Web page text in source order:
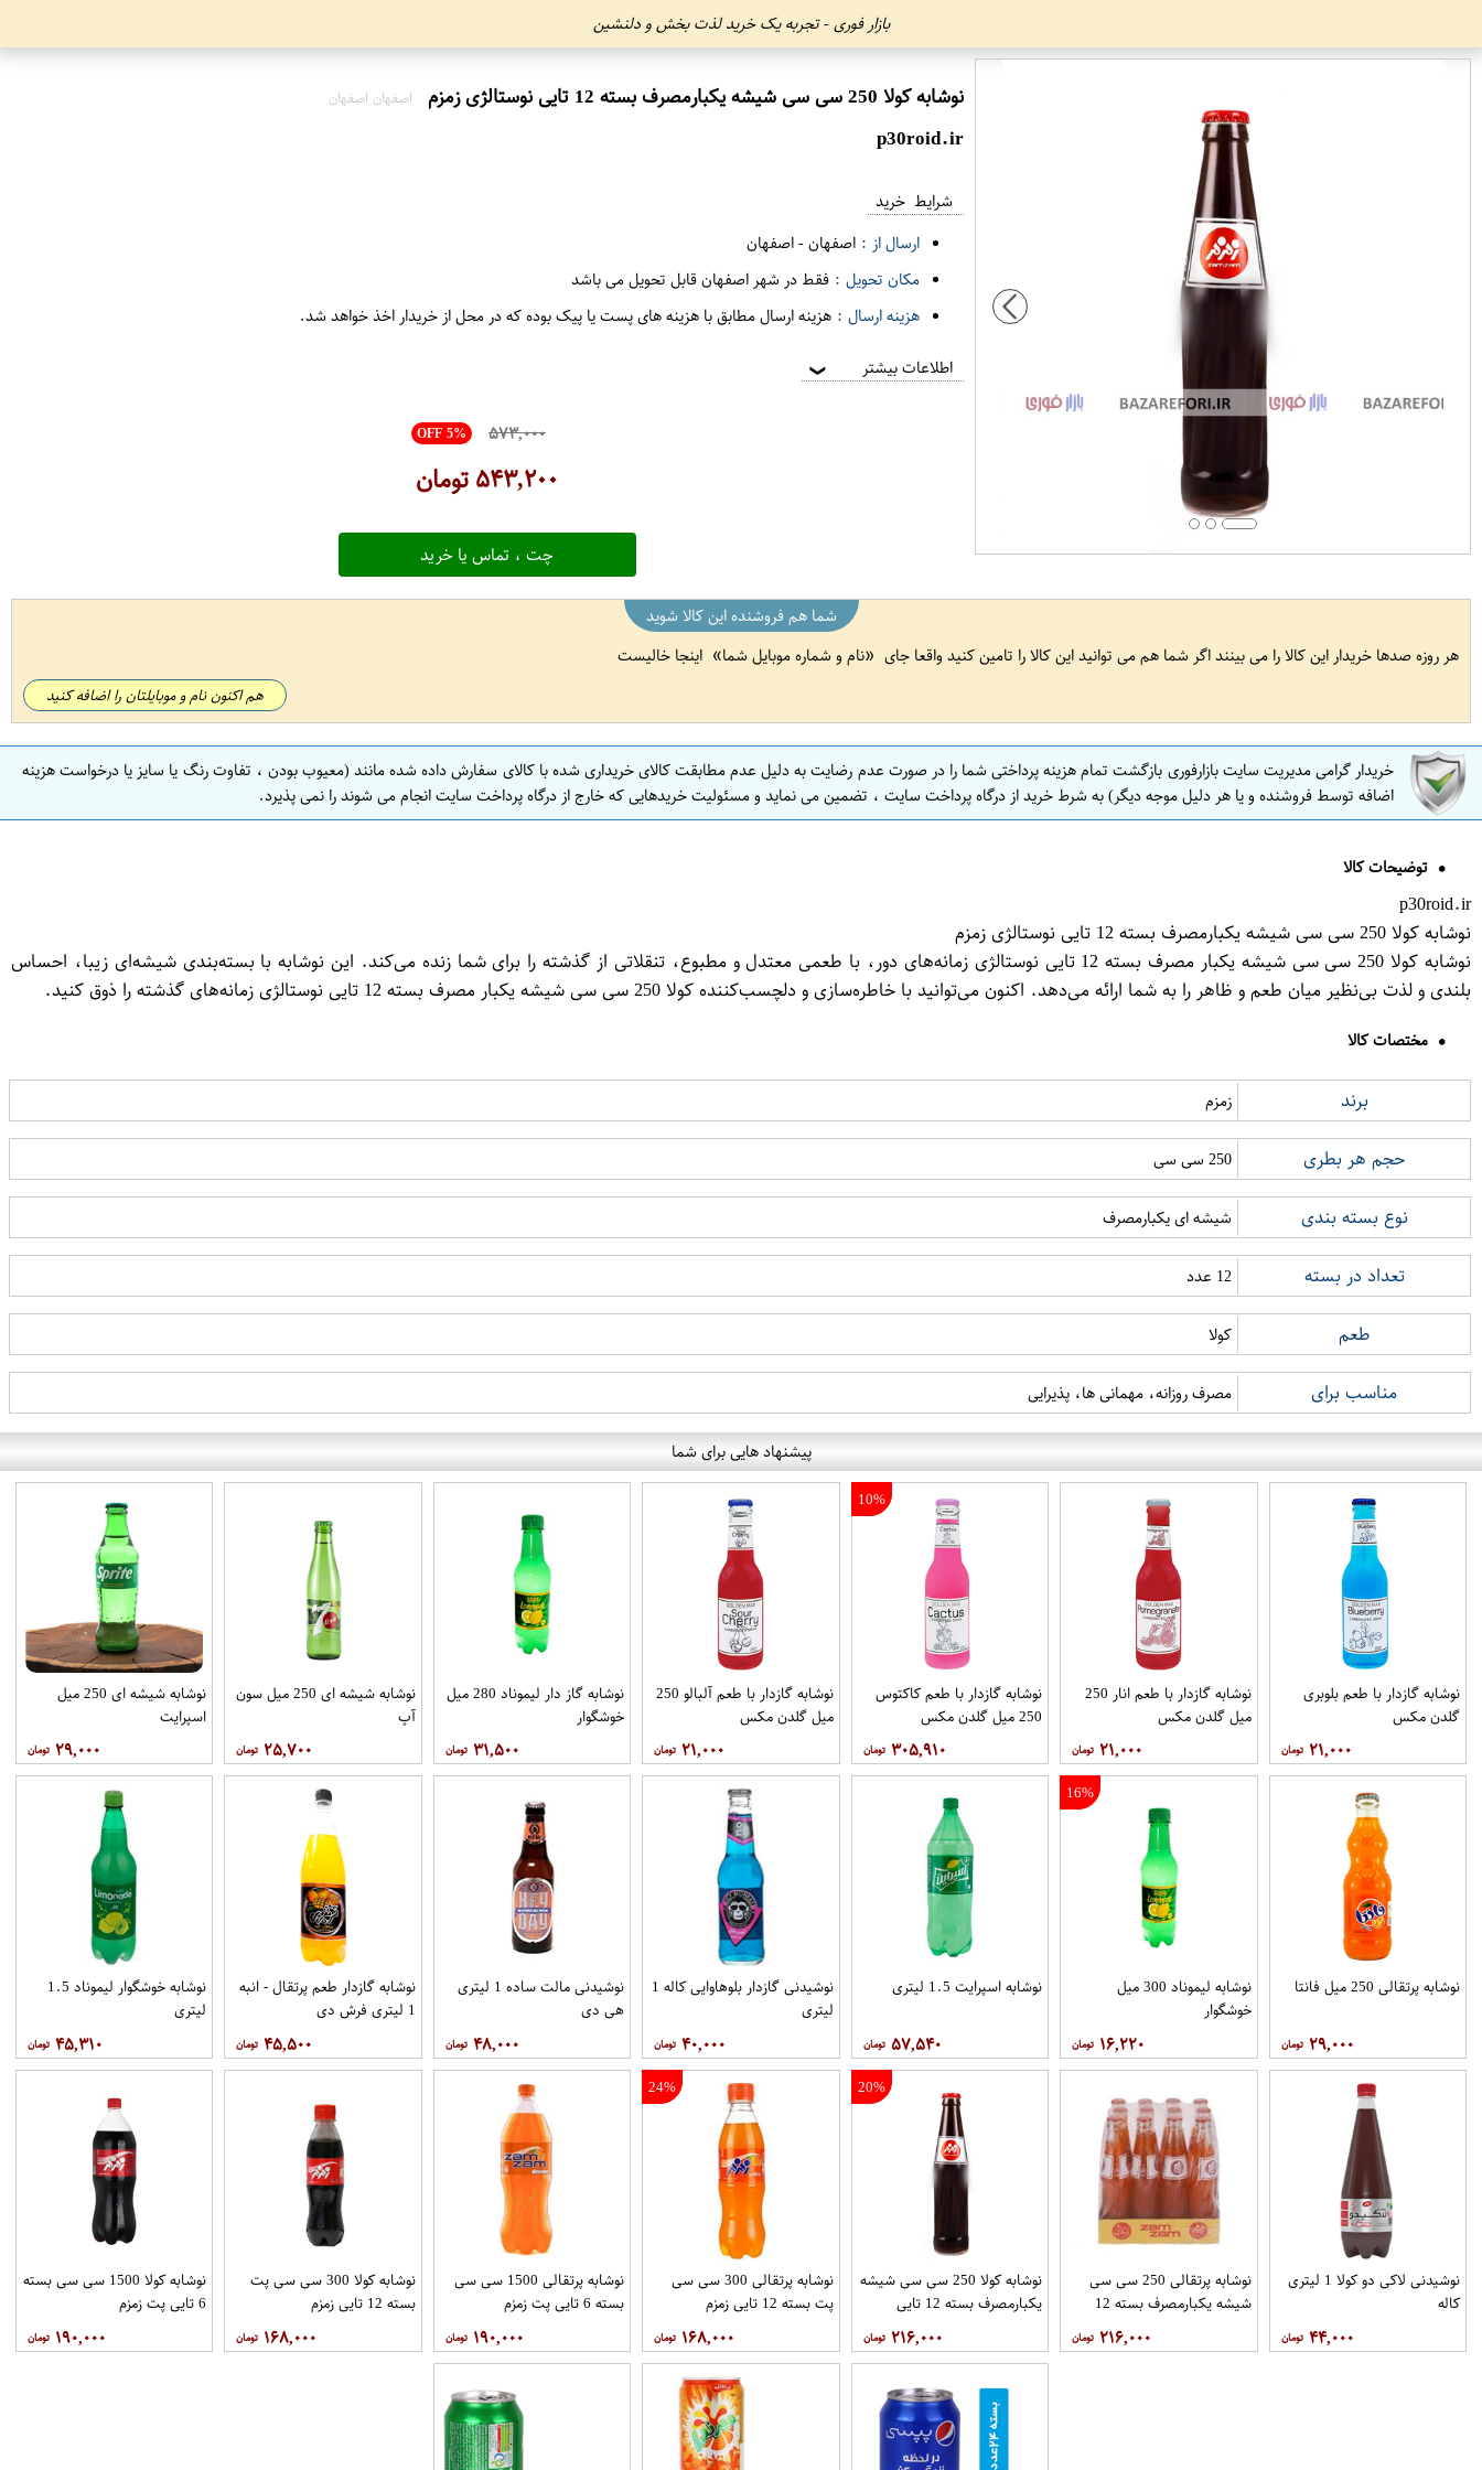
بازار فوری - تجربه یک خرید لذت بخش و دلنشین
نوشابه کولا 250 سی سی شیشه یکبارمصرف بسته 12 تایی نوستالژی زمزم اصفهان اصفهان
p30roid.ir
شرایط خرید
ارسال از : اصفهان-اصفهان
مکان تحویل : فقط در شهر اصفهان قابل تحویل می باشد
هزینه ارسال : هزینه ارسال مطابق با هزینه های پست یا پیک بوده که در محل از خریدار اخذ خواهد شد.
اطلاعات بیشتر ❯
OFF 5% ۵۷۳,۰۰۰
۵۴۳,۲۰۰تومان
چت ، تماس یا خرید
شما هم فروشنده این کالا شوید
هر روزه صدها خریدار این کالا را می بینند اگر شما هم می توانید این کالا را تامین کنید واقعا جای
نام و شماره موبایل شما اینجا خالیست
هم اکنون نام و موبایلتان را اضافه کنید
خریدار گرامی مدیریت سایت بازارفوری بازگشت تمام هزینه پرداختی شما را در صورت عدم رضایت به دلیل عدم مطابقت کالای خریداری شده با کالای سفارش داده شده مانند (معیوب بودن ، تفاوت رنگ یا سایز یا درخواست هزینه
اضافه توسط فروشنده و یا هر دلیل موجه دیگر) به شرط خرید از درگاه پرداخت سایت ، تضمین می نماید و مسئولیت خریدهایی که خارج از درگاه پرداخت سایت انجام می شوند را نمی پذیرد.
توضیحات کالا
p30roid.ir
نوشابه کولا 250 سی سی شیشه یکبارمصرف بسته 12 تایی نوستالژی زمزم
نوشابه کولا 250 سی سی شیشه یکبار مصرف بسته 12 تایی نوستالژی زمانه‌های دور، با طعمی معتدل و مطبوع، تنقلاتی از گذشته را برای شما زنده می‌کند. این نوشابه با بسته‌بندی شیشه‌ای زیبا، احساس
بلندی و لذت بی‌نظیر میان طعم و ظاهر را به شما ارائه می‌دهد. اکنون می‌توانید با خاطره‌سازی و دلچسب‌کننده کولا 250 سی سی شیشه یکبار مصرف بسته 12 تایی نوستالژی زمانه‌های گذشته را ذوق کنید.
مختصات کالا
برند زمزم
حجم هر بطری 250 سی سی
نوع بسته بندی شیشه ای یکبارمصرف
تعداد در بسته 12 عدد
طعم کولا
مناسب برای مصرف روزانه، مهمانی ها، پذیرایی
پیشنهاد هایی برای شما
نوشابه گازدار با طعم بلوبری
گلدن مکس
۲۱,۰۰۰
نوشابه گازدار با طعم انار 250
میل گلدن مکس
۲۱,۰۰۰
10%
نوشابه گازدار با طعم کاکتوس
250 میل گلدن مکس
۳۰۵,۹۱۰
نوشابه گازدار با طعم آلبالو 250
میل گلدن مکس
۲۱,۰۰۰
نوشابه گاز دار لیموناد 280 میل
خوشگوار
۳۱,۵۰۰
نوشابه شیشه ای 250 میل سون
آپ
۲۵,۷۰۰
نوشابه شیشه ای 250 میل
اسپرایت
۲۹,۰۰۰
نوشابه پرتقالی 250 میل فانتا
۲۹,۰۰۰
16%
نوشابه لیموناد 300 میل
خوشگوار
۱۶,۲۲۰
نوشابه اسپرایت 1.5 لیتری
۵۷,۵۴۰
نوشیدنی گازدار بلوهاوایی کاله 1
لیتری
۴۰,۰۰۰
نوشیدنی مالت ساده 1 لیتری
هی دی
۴۸,۰۰۰
نوشابه گازدار طعم پرتقال - انبه
1 لیتری فرش دی
۴۵,۵۰۰
نوشابه خوشگوار لیموناد 1.5
لیتری
۴۵,۳۱۰
نوشیدنی لاکی دو کولا 1 لیتری
کاله
۴۴,۰۰۰
نوشابه پرتقالی 250 سی سی
شیشه یکبارمصرف بسته 12
۲۱۶,۰۰۰
20%
نوشابه کولا 250 سی سی شیشه
یکبارمصرف بسته 12 تایی
۲۱۶,۰۰۰
24%
نوشابه پرتقالی 300 سی سی
پت بسته 12 تایی زمزم
۱۶۸,۰۰۰
نوشابه پرتقالی 1500 سی سی
بسته 6 تایی پت زمزم
۱۹۰,۰۰۰
نوشابه کولا 300 سی سی پت
بسته 12 تایی زمزم
۱۶۸,۰۰۰
نوشابه کولا 1500 سی سی بسته
6 تایی پت زمزم
۱۹۰,۰۰۰